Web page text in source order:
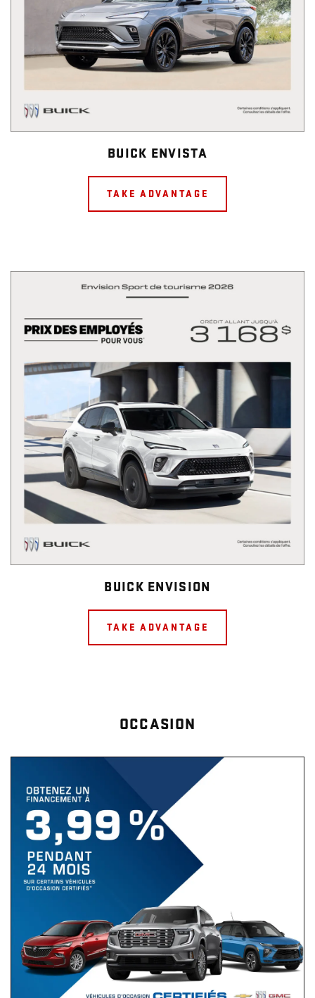
BUICK ENVISTA
TAKE ADVANTAGE
BUICK ENVISION
TAKE ADVANTAGE
OCCASION